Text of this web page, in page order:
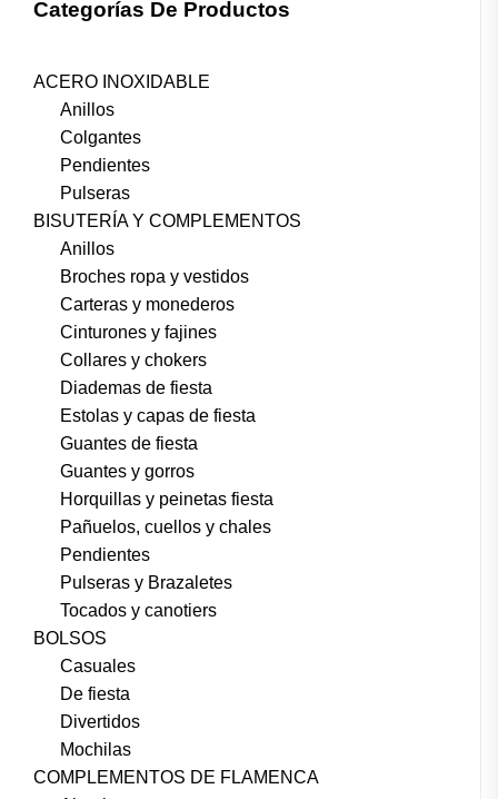
Categorías De Productos
ACERO INOXIDABLE
Anillos
Colgantes
Pendientes
Pulseras
BISUTERÍA Y COMPLEMENTOS
Anillos
Broches ropa y vestidos
Carteras y monederos
Cinturones y fajines
Collares y chokers
Diademas de fiesta
Estolas y capas de fiesta
Guantes de fiesta
Guantes y gorros
Horquillas y peinetas fiesta
Pañuelos, cuellos y chales
Pendientes
Pulseras y Brazaletes
Tocados y canotiers
BOLSOS
Casuales
De fiesta
Divertidos
Mochilas
COMPLEMENTOS DE FLAMENCA